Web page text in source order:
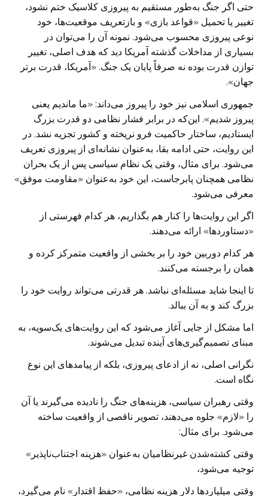
حتی اگر جنگ به‌طور مستقیم به پیروزی کلاسیک ختم نشود،
تغییر یا تحمیل «قواعد بازی» و بازتعریف موقعیت‌ها، خود
نوعی پیروزی محسوب می‌شود. نمونه آن را می‌توان در
بسیاری از مداخلات گذشته آمریکا دید که هدف اصلی، تغییر
توازن قدرت بوده نه صرفاً پایان یک جنگ. «آمریکا، قدرت برتر
جهان».
جمهوری اسلامی نیز خود را پیروز می‌داند: «ما ماندیم یعنی
پیروز شدیم». این‌که در برابر فشار نظامی دو قدرت بزرگ
ایستادیم، ساختار حاکمیت فرو نریخته و کشور تجزیه نشد. در
این روایت، حتی ادامه بقا، به‌عنوان نشانه‌ای از پیروزی تعریف
می‌شود. برای مثال، وقتی یک نظام سیاسی پس از یک بحران
نظامی همچنان پابرجاست، این خود به‌عنوان «مقاومت موفق»
معرفی می‌شود.
اگر این روایت‌ها را کنار هم بگذاریم، هر کدام فهرستی از
«دستاوردها» ارائه می‌دهند.
هر کدام دوربین خود را بر بخشی از واقعیت متمرکز کرده و
همان را برجسته می‌کنند.
تا اینجا شاید مسئله‌ای نباشد. هر قدرتی می‌تواند روایت خود را
بزرگ کند و به آن ببالد.
اما مشکل از جایی آغاز می‌شود که این روایت‌های یک‌سویه، به
مبنای تصمیم‌گیری‌های آینده تبدیل می‌شوند.
نگرانی اصلی، نه از ادعای پیروزی، بلکه از پیامدهای این نوع
نگاه است.
وقتی رهبران سیاسی، هزینه‌های جنگ را نادیده می‌گیرند یا آن
را «لازم» جلوه می‌دهند، تصویر ناقصی از واقعیت ساخته
می‌شود. برای مثال:
وقتی کشته‌شدن غیرنظامیان به‌عنوان «هزینه اجتناب‌ناپذیر»
توجیه می‌شود،
وقتی میلیاردها دلار هزینه نظامی، «حفظ اقتدار» نام می‌گیرد،